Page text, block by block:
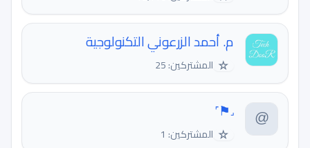
م. أحمد الزرعوني التكنولوجية
☆ المشتركين: 25
‏˼⚑˹
☆ المشتركين: 1